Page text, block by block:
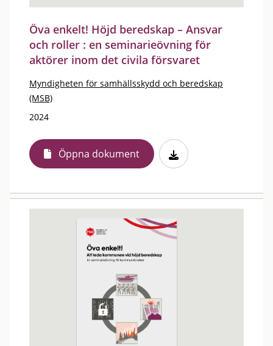
Öva enkelt! Höjd beredskap – Ansvar
och roller : en seminarieövning för
aktörer inom det civila försvaret
Myndigheten för samhällsskydd och beredskap
(MSB)
2024
Öppna dokument